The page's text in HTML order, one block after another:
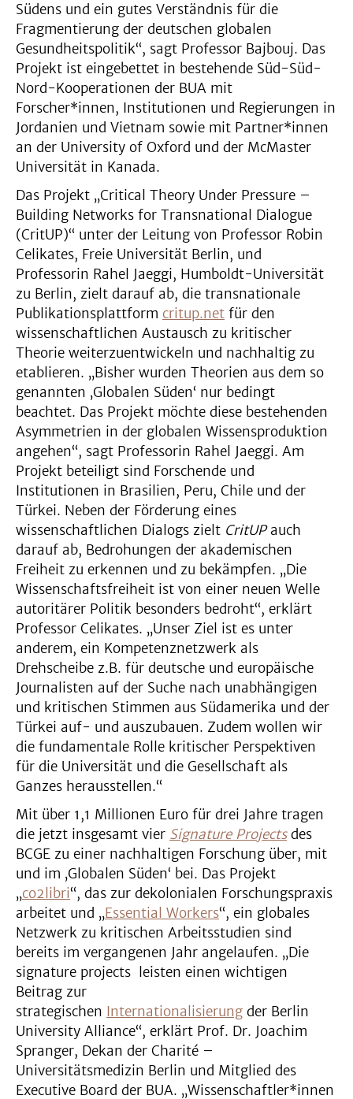
Südens und ein gutes Verständnis für die
Fragmentierung der deutschen globalen
Gesundheitspolitik“, sagt Professor Bajbouj. Das
Projekt ist eingebettet in bestehende Süd-Süd-
Nord-Kooperationen der BUA mit
Forscher*innen, Institutionen und Regierungen in
Jordanien und Vietnam sowie mit Partner*innen
an der University of Oxford und der McMaster
Universität in Kanada.
Das Projekt „Critical Theory Under Pressure –
Building Networks for Transnational Dialogue
(CritUP)“ unter der Leitung von Professor Robin
Celikates, Freie Universität Berlin, und
Professorin Rahel Jaeggi, Humboldt-Universität
zu Berlin, zielt darauf ab, die transnationale
Publikationsplattform critup.net für den
wissenschaftlichen Austausch zu kritischer
Theorie weiterzuentwickeln und nachhaltig zu
etablieren. „Bisher wurden Theorien aus dem so
genannten ‚Globalen Süden‘ nur bedingt
beachtet. Das Projekt möchte diese bestehenden
Asymmetrien in der globalen Wissensproduktion
angehen“, sagt Professorin Rahel Jaeggi. Am
Projekt beteiligt sind Forschende und
Institutionen in Brasilien, Peru, Chile und der
Türkei. Neben der Förderung eines
wissenschaftlichen Dialogs zielt CritUPauch
darauf ab, Bedrohungen der akademischen
Freiheit zu erkennen und zu bekämpfen. „Die
Wissenschaftsfreiheit ist von einer neuen Welle
autoritärer Politik besonders bedroht“, erklärt
Professor Celikates. „Unser Ziel ist es unter
anderem, ein Kompetenznetzwerk als
Drehscheibe z.B. für deutsche und europäische
Journalisten auf der Suche nach unabhängigen
und kritischen Stimmen aus Südamerika und der
Türkei auf- und auszubauen. Zudem wollen wir
die fundamentale Rolle kritischer Perspektiven
für die Universität und die Gesellschaft als
Ganzes herausstellen.“
Mit über 1,1 Millionen Euro für drei Jahre tragen
die jetzt insgesamt vier Signature Projectsdes
BCGE zu einer nachhaltigen Forschung über, mit
und im ‚Globalen Süden‘ bei. Das Projekt
„co2libri“, das zur dekolonialen Forschungspraxis
arbeitet und „Essential Workers“, ein globales
Netzwerk zu kritischen Arbeitsstudien sind
bereits im vergangenen Jahr angelaufen. „Die
signature projects leisten einen wichtigen
Beitrag zur
strategischen Internationalisierung der Berlin
University Alliance“, erklärt Prof. Dr. Joachim
Spranger, Dekan der Charité –
Universitätsmedizin Berlin und Mitglied des
Executive Board der BUA. „Wissenschaftler*innen